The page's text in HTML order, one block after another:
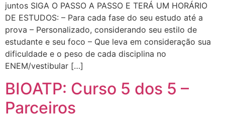
juntos SIGA O PASSO A PASSO E TERÁ UM HORÁRIO
DE ESTUDOS: – Para cada fase do seu estudo até a
prova – Personalizado, considerando seu estilo de
estudante e seu foco – Que leva em consideração sua
dificuldade e o peso de cada disciplina no
ENEM/vestibular […]
BIOATP: Curso 5 dos 5 –
Parceiros